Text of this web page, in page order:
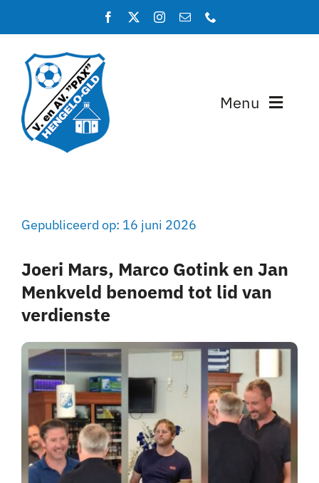
naar
inhoud
Menu
Teams
Lidmaatschap
Over PAX
Nieuws
Sponsoren
Contact
Lid worden
Gepubliceerd op: 16 juni 2026
Joeri Mars, Marco Gotink en Jan
Menkveld benoemd tot lid van
verdienste